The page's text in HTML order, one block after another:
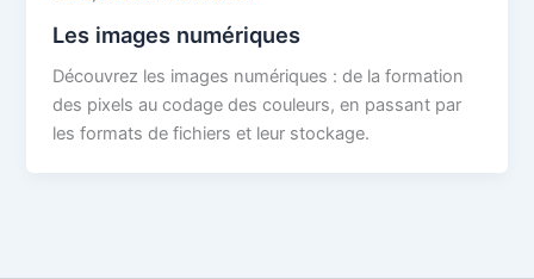
Les images numériques
Découvrez les images numériques : de la formation
des pixels au codage des couleurs, en passant par
les formats de fichiers et leur stockage.